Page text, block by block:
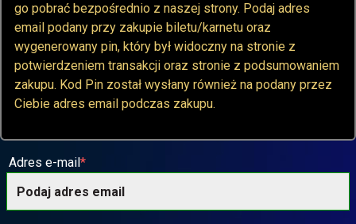
go pobrać bezpośrednio z naszej strony. Podaj adres
email podany przy zakupie biletu/karnetu oraz
wygenerowany pin, który był widoczny na stronie z
potwierdzeniem transakcji oraz stronie z podsumowaniem
zakupu. Kod Pin został wysłany również na podany przez
Ciebie adres email podczas zakupu.
Adres e-mail